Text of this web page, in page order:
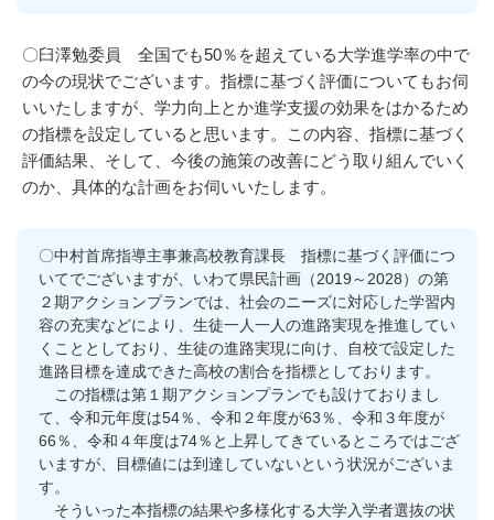
〇臼澤勉委員 全国でも50％を超えている大学進学率の中で
の今の現状でございます。指標に基づく評価についてもお伺
いいたしますが、学力向上とか進学支援の効果をはかるため
の指標を設定していると思います。この内容、指標に基づく
評価結果、そして、今後の施策の改善にどう取り組んでいく
のか、具体的な計画をお伺いいたします。
〇中村首席指導主事兼高校教育課長 指標に基づく評価につ
いてでございますが、いわて県民計画（2019～2028）の第
２期アクションプランでは、社会のニーズに対応した学習内
容の充実などにより、生徒一人一人の進路実現を推進してい
くこととしており、生徒の進路実現に向け、自校で設定した
進路目標を達成できた高校の割合を指標としております。
この指標は第１期アクションプランでも設けておりまし
て、令和元年度は54％、令和２年度が63％、令和３年度が
66％、令和４年度は74％と上昇してきているところではござ
いますが、目標値には到達していないという状況がございま
す。
そういった本指標の結果や多様化する大学入学者選抜の状